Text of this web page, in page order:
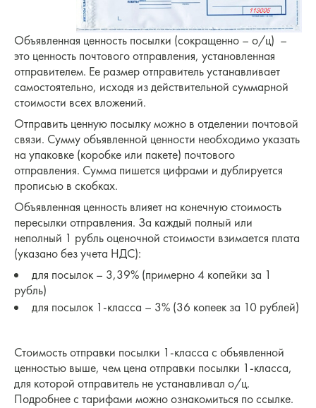
Объявленная ценность посылки (сокращенно – о/ц) –
это ценность почтового отправления, установленная
отправителем. Ее размер отправитель устанавливает
самостоятельно, исходя из действительной суммарной
стоимости всех вложений.
Отправить ценную посылку можно в отделении почтовой
связи. Сумму объявленной ценности необходимо указать
на упаковке (коробке или пакете) почтового
отправления. Сумма пишется цифрами и дублируется
прописью в скобках.
Объявленная ценность влияет на конечную стоимость
пересылки отправления. За каждый полный или
неполный 1 рубль оценочной стоимости взимается плата
(указано без учета НДС):
для посылок – 3,39% (примерно 4 копейки за 1
рубль)
для посылок 1-класса – 3% (36 копеек за 10 рублей)
Стоимость отправки посылки 1-класса с объявленной
ценностью выше, чем цена отправки посылки 1-класса,
для которой отправитель не устанавливал о/ц.
Подробнее с тарифами можно ознакомиться по ссылке.